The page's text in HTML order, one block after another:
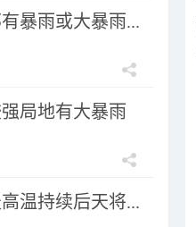
暴雨或大暴雨...
局地有大暴雨
温持续后天将...